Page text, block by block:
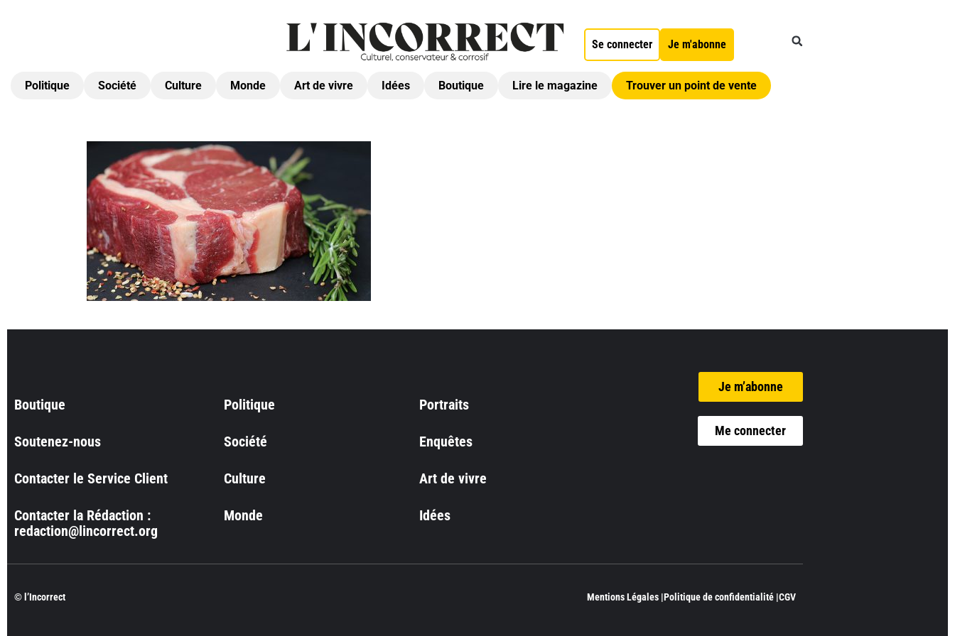
Se connecter Je m'abonne
Politique Société Culture Monde Art de vivre Idées Boutique Lire le magazine Trouver un point de vente
Boutique
Soutenez-nous
Contacter le Service Client
Contacter la Rédaction :
redaction@lincorrect.org
Politique
Société
Culture
Monde
Portraits
Enquêtes
Art de vivre
Idées
Je m’abonne
Me connecter
© l’Incorrect Mentions Légales |Politique de confidentialité |CGV